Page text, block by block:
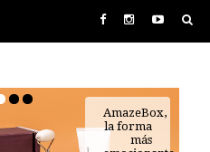
AmazeBox,
la forma
más